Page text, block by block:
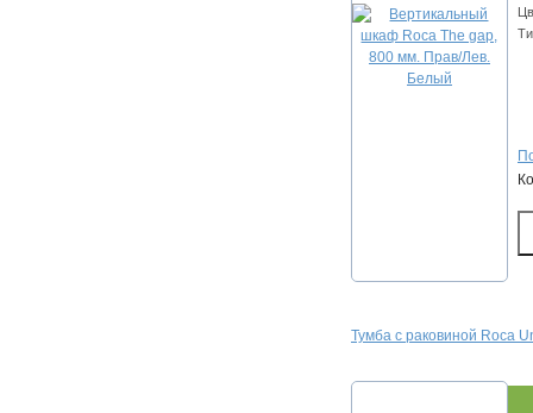
Тумба с раковиной Roca